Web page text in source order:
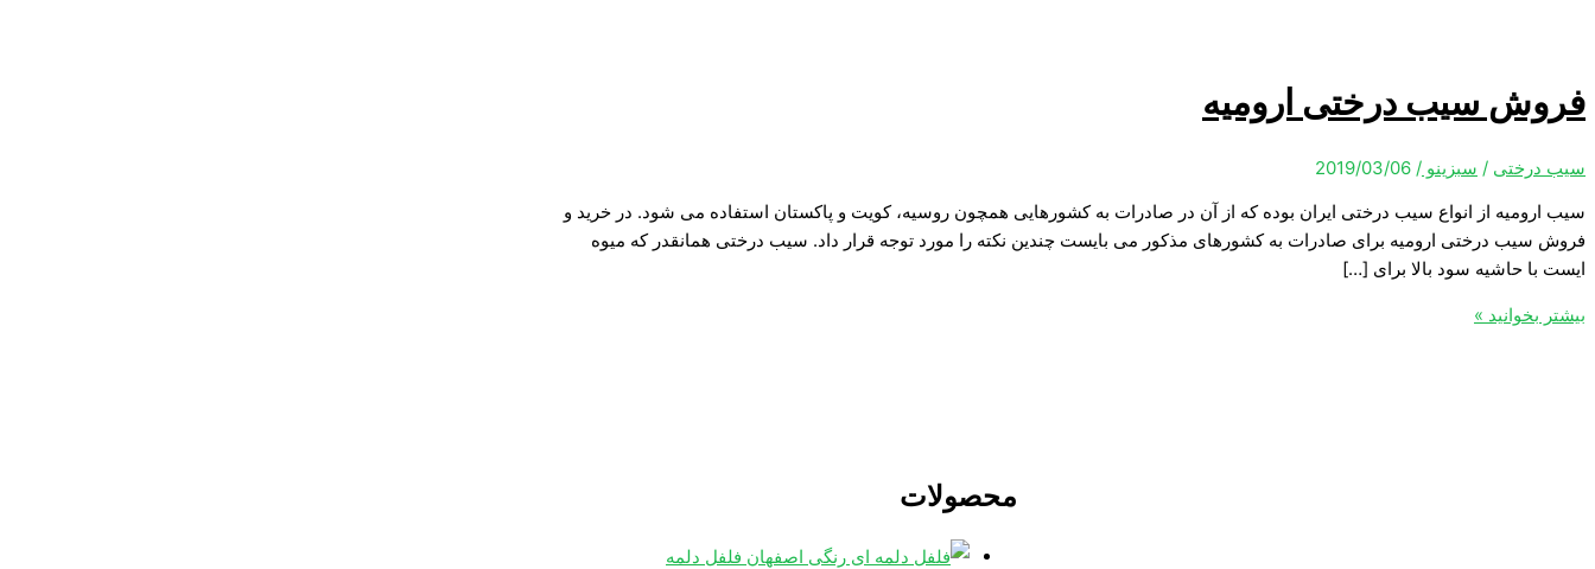
فروش سیب درختی ارومیه
سیب درختی / سبزینو /
2019/03/06
سیب ارومیه از انواع سیب درختی ایران بوده که از آن در صادرات به کشورهایی همچون روسیه، کویت و پاکستان استفاده می شود. در خرید و
فروش سیب درختی ارومیه برای صادرات به کشورهای مذکور می بایست چندین نکته را مورد توجه قرار داد. سیب درختی همانقدر که میوه
ایست با حاشیه سود بالا برای […]
بیشتر بخوانید »
محصولات
فلفل دلمه